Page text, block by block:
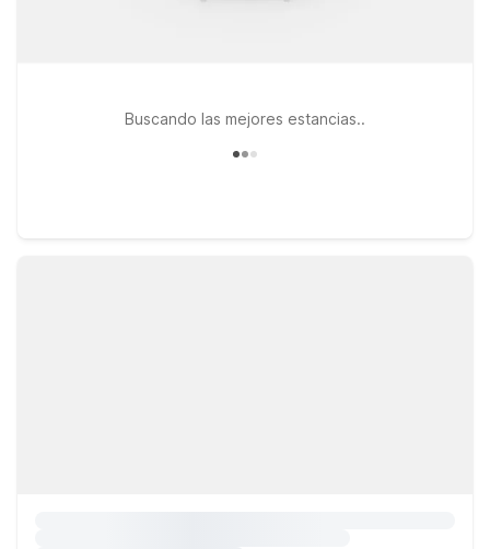
Buscando las mejores estancias..